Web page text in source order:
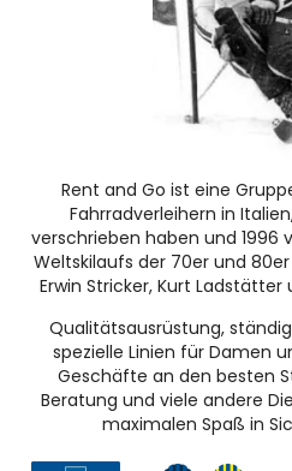
Rent and Go ist eine
Fahrradverleihern in
verschrieben haben und 1996
Weltskilaufs der 70er und
Erwin Stricker, Kurt
Qualitätsausrüstung,
spezielle Linien für Damen
Geschäfte an den besten
Beratung und viele andere
maximalen Spaß in